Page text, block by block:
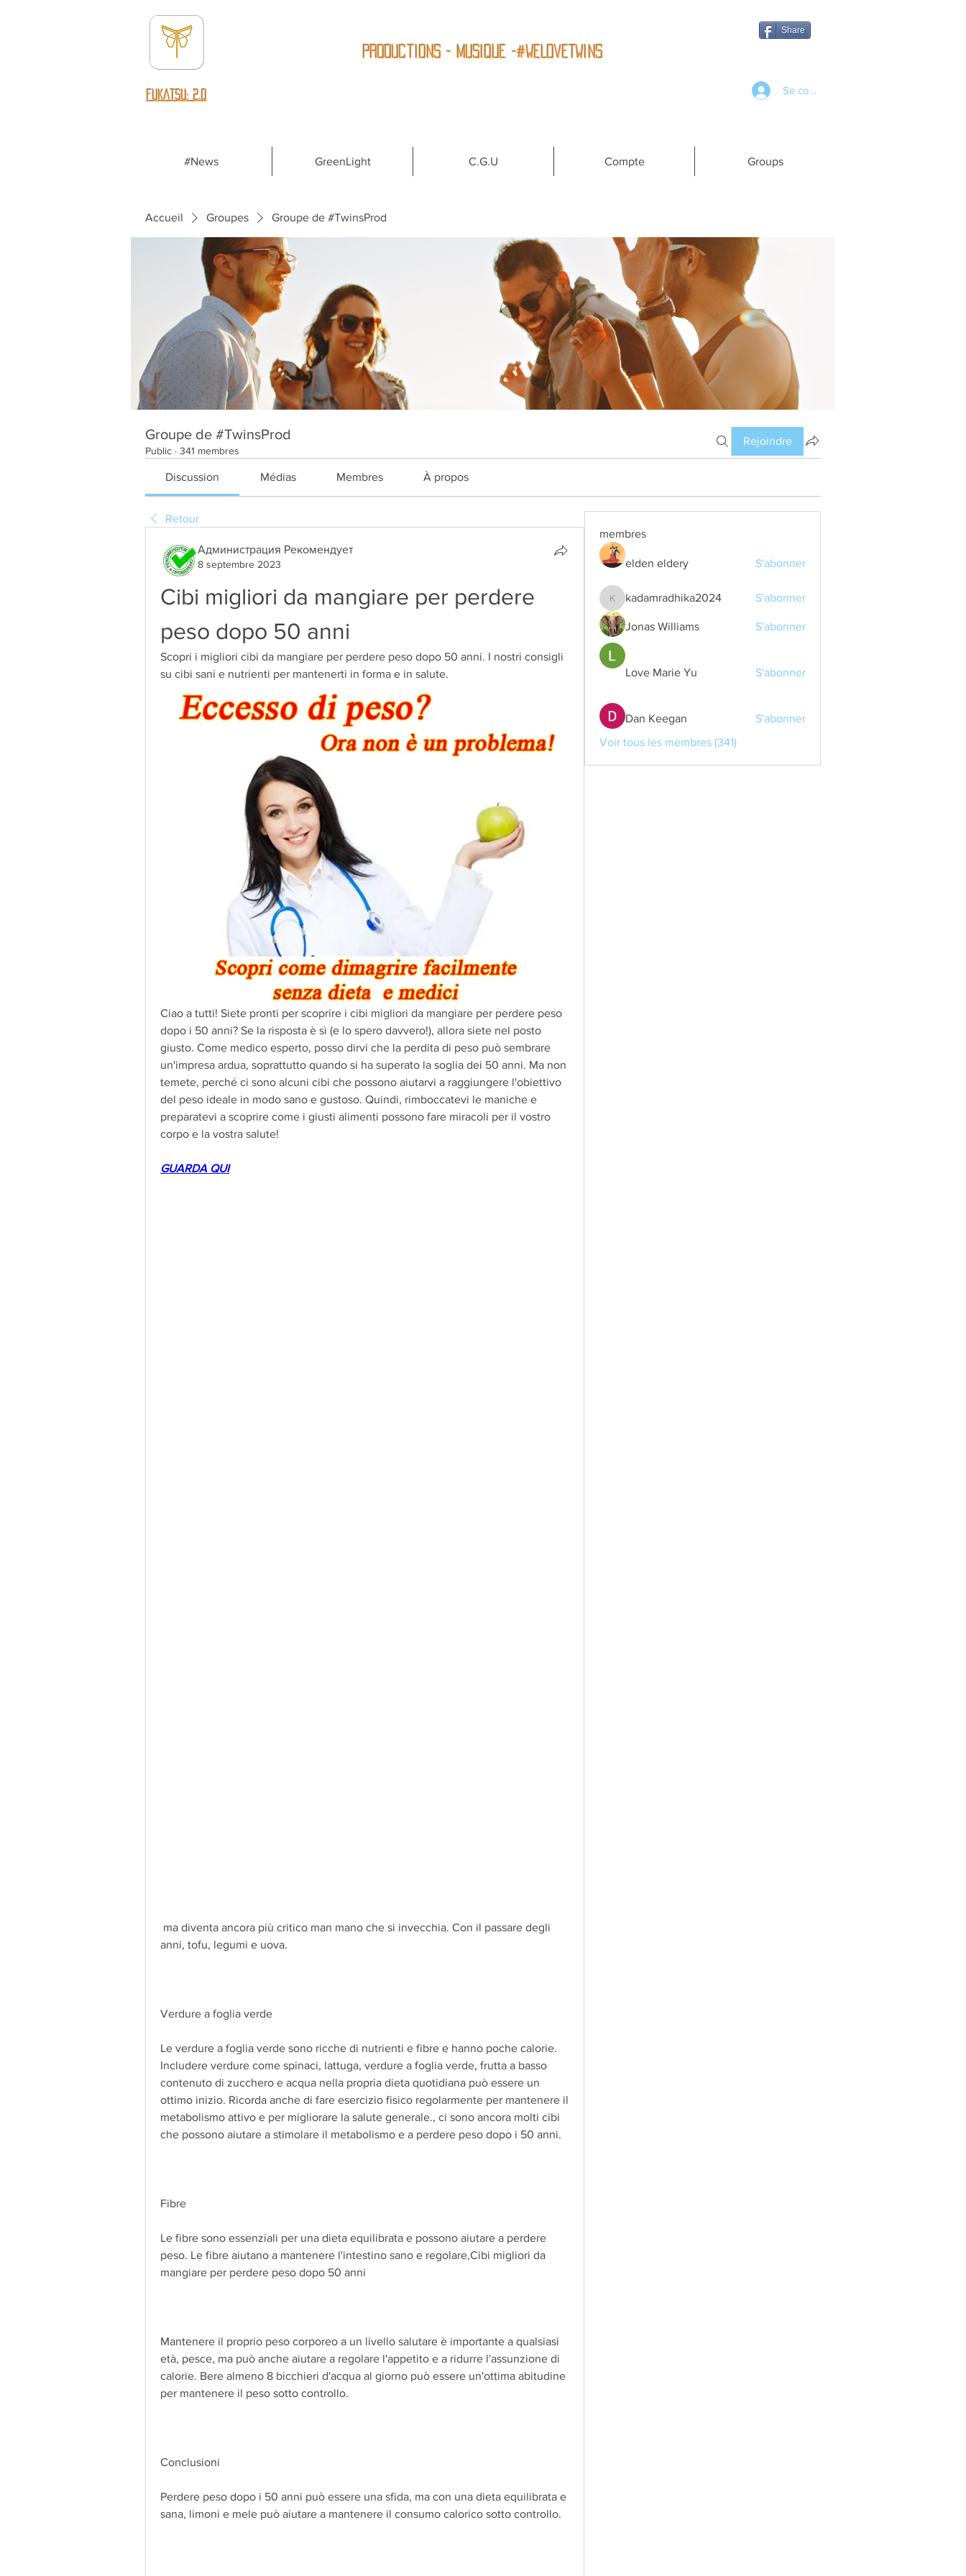
fUKATSU: 2.0
Share
Productions - Musique -#WeLoveTwins
Se connecter
#News GreenLight C.G.U Compte Groups
Accueil Groupes Groupe de #TwinsProd
Groupe de #TwinsProd
Public · 341 membres
Rejoindre
Discussion Médias Membres À propos
Retour
Администрация Рекомендует
8 septembre 2023
Cibi migliori da mangiare per perdere
peso dopo 50 anni
Scopri i migliori cibi da mangiare per perdere peso dopo 50 anni. I nostri consigli
su cibi sani e nutrienti per mantenerti in forma e in salute.
Ciao a tutti! Siete pronti per scoprire i cibi migliori da mangiare per perdere peso
dopo i 50 anni? Se la risposta è sì (e lo spero davvero!), allora siete nel posto
giusto. Come medico esperto, posso dirvi che la perdita di peso può sembrare
un'impresa ardua, soprattutto quando si ha superato la soglia dei 50 anni. Ma non
temete, perché ci sono alcuni cibi che possono aiutarvi a raggiungere l'obiettivo
del peso ideale in modo sano e gustoso. Quindi, rimboccatevi le maniche e
preparatevi a scoprire come i giusti alimenti possono fare miracoli per il vostro
corpo e la vostra salute!
GUARDA QUI
anni, tofu, legumi e uova.
Verdure a foglia verde
Le verdure a foglia verde sono ricche di nutrienti e fibre e hanno poche calorie.
Includere verdure come spinaci, lattuga, verdure a foglia verde, frutta a basso
contenuto di zucchero e acqua nella propria dieta quotidiana può essere un
ottimo inizio. Ricorda anche di fare esercizio fisico regolarmente per mantenere il
metabolismo attivo e per migliorare la salute generale., ci sono ancora molti cibi
che possono aiutare a stimolare il metabolismo e a perdere peso dopo i 50 anni.
Fibre
Le fibre sono essenziali per una dieta equilibrata e possono aiutare a perdere
peso. Le fibre aiutano a mantenere l'intestino sano e regolare,Cibi migliori da
mangiare per perdere peso dopo 50 anni
Mantenere il proprio peso corporeo a un livello salutare è importante a qualsiasi
età, pesce, ma può anche aiutare a regolare l'appetito e a ridurre l'assunzione di
calorie. Bere almeno 8 bicchieri d'acqua al giorno può essere un'ottima abitudine
per mantenere il peso sotto controllo.
Conclusioni
Perdere peso dopo i 50 anni può essere una sfida, ma con una dieta equilibrata e
sana, limoni e mele può aiutare a mantenere il consumo calorico sotto controllo.
membres
elden eldery S'abonner
kadamradhika2024
kadamradhika2024 S'abonner
Jonas Williams S'abonner
Love Marie Yu S'abonner
Dan Keegan
S'abonner
Voir tous les membres (341)